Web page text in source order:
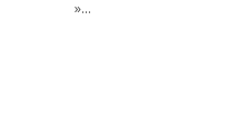
»...